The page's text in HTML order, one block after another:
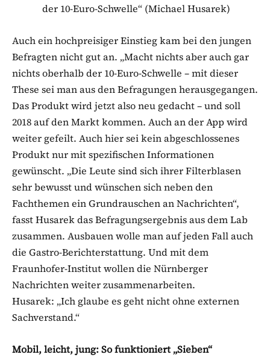
der 10-Euro-Schwelle“ (Michael Husarek)
Auch ein hochpreisiger Einstieg kam bei den jungen
Befragten nicht gut an. „Macht nichts aber auch gar
nichts oberhalb der 10-Euro-Schwelle – mit dieser
These sei man aus den Befragungen herausgegangen.
Das Produkt wird jetzt also neu gedacht – und soll
2018 auf den Markt kommen. Auch an der App wird
weiter gefeilt. Auch hier sei kein abgeschlossenes
Produkt nur mit spezifischen Informationen
gewünscht. „Die Leute sind sich ihrer Filterblasen
sehr bewusst und wünschen sich neben den
Fachthemen ein Grundrauschen an Nachrichten“,
fasst Husarek das Befragungsergebnis aus dem Lab
zusammen. Ausbauen wolle man auf jeden Fall auch
die Gastro-Berichterstattung. Und mit dem
Fraunhofer-Institut wollen die Nürnberger
Nachrichten weiter zusammenarbeiten.
Husarek: „Ich glaube es geht nicht ohne externen
Sachverstand.“
Mobil, leicht, jung: So funktioniert „Sieben“